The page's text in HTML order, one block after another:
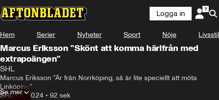
Logga in
Hem Serier Nyheter Sport Nöje Livsstil
Marcus Eriksson "Skönt att komma härifrån med
extrapoängen"
SHL
Marcus Eriksson "Är från Norrköping, så är lite speciellt att möta
Linköping"
SHL•22.10.24 • 92 sek
Se mer